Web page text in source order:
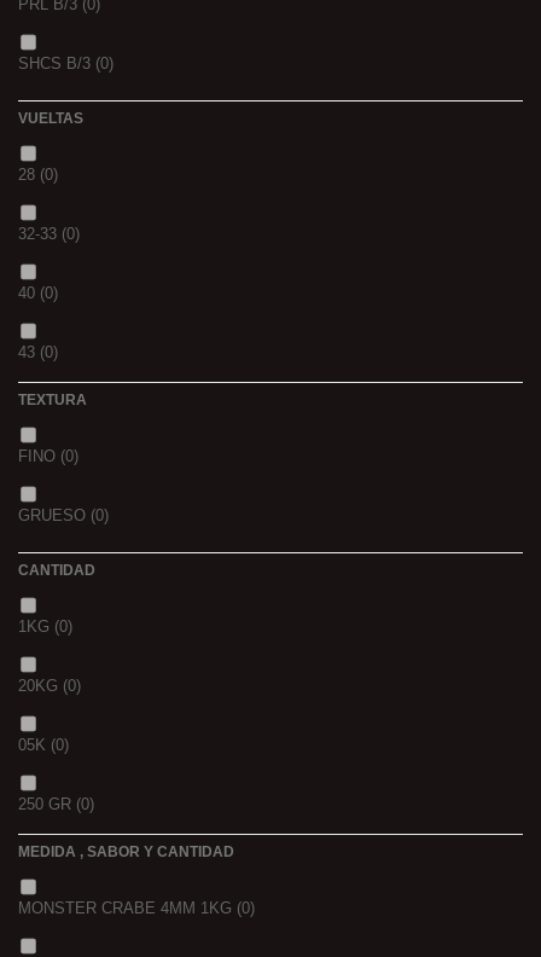
PIÑA
SCOPEX
TUTTI
FRESA
MIEL(0)
OCEAN LIVER
GOLDEN X
PRL B/3 (0)
SHCS B/3 (0)
VUELTAS
28 (0)
32-33 (0)
40 (0)
43 (0)
TEXTURA
FINO (0)
GRUESO (0)
CANTIDAD
1KG (0)
20KG (0)
05K (0)
250 GR (0)
MEDIDA , SABOR Y CANTIDAD
MONSTER CRABE 4MM 1KG (0)